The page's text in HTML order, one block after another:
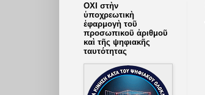
ΟΧΙ στὴν
ὑποχρεωτικὴ
ἐφαρμογὴ τοῦ
προσωπικοῦ ἀριθμοῦ
καὶ τῆς ψηφιακῆς
ταυτότητας